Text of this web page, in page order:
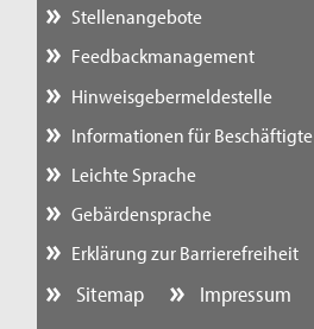
Stellenangebote
Feedbackmanagement
Hinweisgebermeldestelle
Informationen für Beschäftigte
Leichte Sprache
Gebärdensprache
Erklärung zur Barrierefreiheit
Sitemap
Impressum